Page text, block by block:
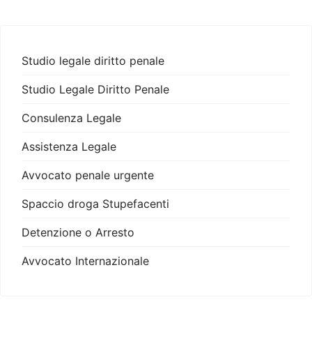
Studio legale diritto penale
Studio Legale Diritto Penale
Consulenza Legale
Assistenza Legale
Avvocato penale urgente
Spaccio droga Stupefacenti
Detenzione o Arresto
Avvocato Internazionale